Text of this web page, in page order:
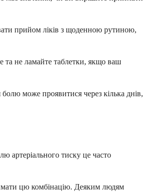
прийом ліків з щоденною рутиною,
та не ламайте таблетки, якщо ваш
може проявитися через кілька днів,
артеріального тиску це часто
цю комбінацію. Деяким людям